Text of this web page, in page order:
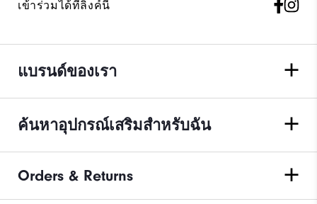
เข้าร่วมได้ที่ลิงค์นี้
แบรนด์ของเรา
ค้นหาอุปกรณ์เสริมสำหรับฉัน
Orders & Returns